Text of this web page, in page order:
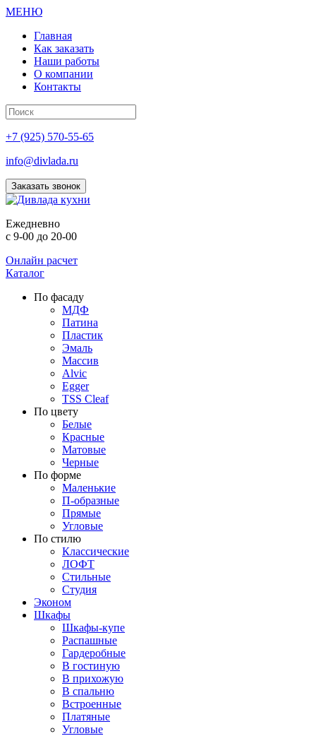
МЕНЮ
Главная
Как заказать
Наши работы
О компании
Контакты
+7 (925) 570-55-65
info@divlada.ru
Заказать звонок
Ежедневно
с 9-00 до 20-00
Онлайн расчет
Каталог
По фасаду
МДФ
Патина
Пластик
Эмаль
Массив
Alvic
Egger
TSS Cleaf
По цвету
Белые
Красные
Матовые
Черные
По форме
Маленькие
П-образные
Прямые
Угловые
По стилю
Классические
ЛОФТ
Стильные
Студия
Эконом
Шкафы
Шкафы-купе
Распашные
Гардеробные
В гостиную
В прихожую
В спальню
Встроенные
Платяные
Угловые